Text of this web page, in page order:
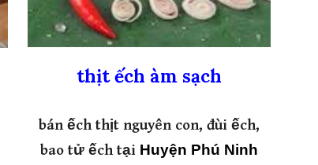
thịt ếch àm sạch
bán ếch thịt nguyên con, đùi ếch,
bao tử ếch tại Huyện Phú Ninh